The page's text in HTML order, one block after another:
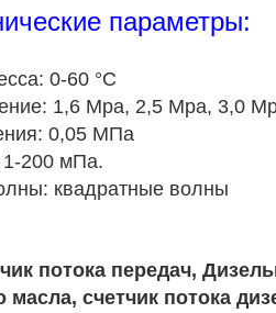
параметры:
0-60 °C
1,6 Mpa, 2,5 Mpa, 3,0
0,05 МПа
1-200 мПа.
квадратные волны
потока передач,
масла, счетчик потока